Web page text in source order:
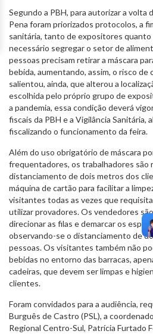
Segundo a PBH, para autorizar a volta
Pena foram priorizados protocolos, a
sanitária, tanto de expositores
necessário segregar o setor de
pessoas precisam retirar a máscara
bebida, aumentando, assim, o risco de
salientou, ainda, que alterou a
escolhida pelo próprio grupo de
a pandemia, essa condição deverá
fiscais da PBH e a Vigilância Sanitária,
fiscalizando o funcionamento da feira.
Além do uso obrigatório de máscara
frequentadores, os trabalhadores são
distanciamento de dois metros dos
máquina de cartão para facilitar a
visitantes todas as vezes que
utilizar provadores. Os vendedores
direcionar as filas e demarcar os
observando-se o distanciamento de
pessoas. Os visitantes também não
bebidas no entorno das barracas,
cadeiras, que devem ser limpas e
clientes.
Foram convidados para a audiência,
Burguês de Castro (PSL), a
Regional Centro-Sul, Patrícia Furtado